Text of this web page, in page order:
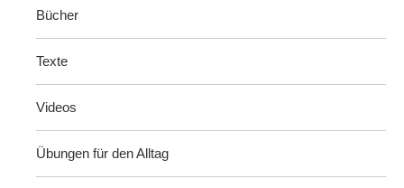
Bücher
Texte
Videos
Übungen für den Alltag